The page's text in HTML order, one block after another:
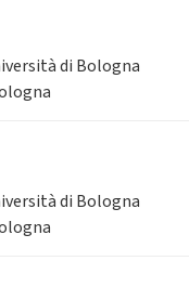
di Bologna
di Bologna